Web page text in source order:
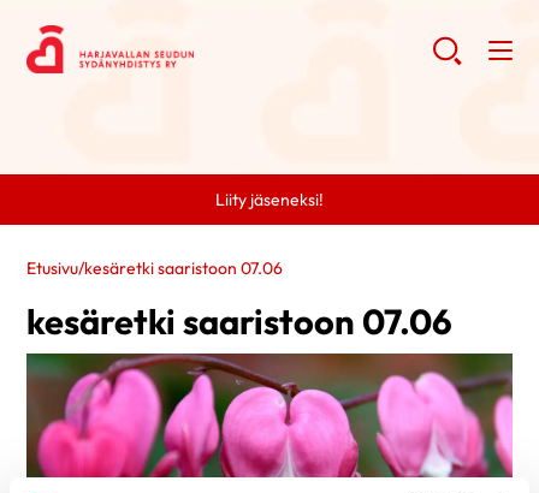
Liity jäseneksi!
Etusivu/kesäretki saaristoon 07.06
kesäretki saaristoon 07.06